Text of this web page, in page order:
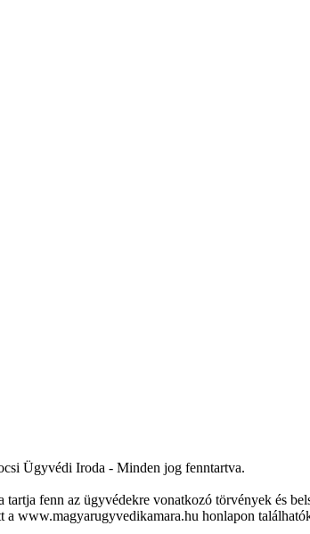
Ügyvédi Iroda - Minden jog fenntartva.
fenn az ügyvédekre vonatkozó törvények és
a www.magyarugyvedikamara.hu honlapon